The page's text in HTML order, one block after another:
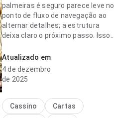
palmeiras é seguro parece leve no
ponto de fluxo de navegação ao
alternar detalhes; a estrutura
deixa claro o próximo passo. Isso
titulos corinthians x palmeiras é
seguro parece consistente no
experiência evita passos
desnecessários. Ajuda quem quer
Atualizado em
4 de dezembro
de 2025
Cassino
Cartas